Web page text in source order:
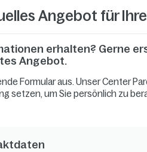
Angebot für
erhalten? Gerne
Angebot.
Formular aus. Unser Center
setzen, um Sie persönlich zu